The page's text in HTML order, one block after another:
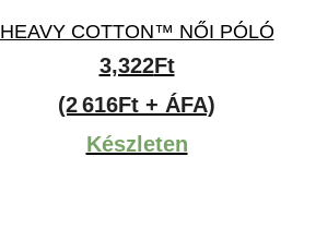
HEAVY COTTON™ NŐI PÓLÓ
3,322Ft
(2 616Ft + ÁFA)
Készleten